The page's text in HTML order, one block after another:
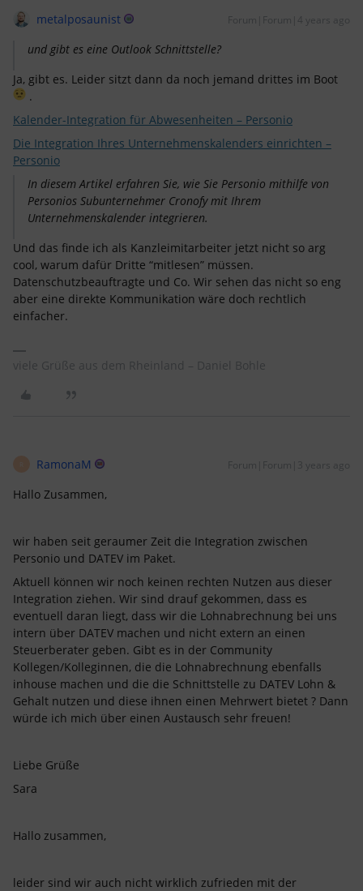
metalposaunist Forum|Forum|4 years ago
und gibt es eine Outlook Schnittstelle?
Ja, gibt es. Leider sitzt dann da noch jemand drittes im Boot
.
Kalender-Integration für Abwesenheiten – Personio
Die Integration Ihres Unternehmenskalenders einrichten –
Personio
In diesem Artikel erfahren Sie, wie Sie Personio mithilfe von
Personios Subunternehmer Cronofy mit Ihrem
Unternehmenskalender integrieren.
Und das finde ich als Kanzleimitarbeiter jetzt nicht so arg
cool, warum dafür Dritte “mitlesen” müssen.
Datenschutzbeauftragte und Co. Wir sehen das nicht so eng
aber eine direkte Kommunikation wäre doch rechtlich
einfacher.
viele Grüße aus dem Rheinland – Daniel Bohle
RamonaM Forum|Forum|3 years ago
Hallo Zusammen,
wir haben seit geraumer Zeit die Integration zwischen
Personio und DATEV im Paket.
Aktuell können wir noch keinen rechten Nutzen aus dieser
Integration ziehen. Wir sind drauf gekommen, dass es
eventuell daran liegt, dass wir die Lohnabrechnung bei uns
intern über DATEV machen und nicht extern an einen
Steuerberater geben. Gibt es in der Community
Kollegen/Kolleginnen, die die Lohnabrechnung ebenfalls
inhouse machen und die die Schnittstelle zu DATEV Lohn &
Gehalt nutzen und diese ihnen einen Mehrwert bietet ? Dann
würde ich mich über einen Austausch sehr freuen!
Liebe Grüße
Sara
Hallo zusammen,
leider sind wir auch nicht wirklich zufrieden mit der